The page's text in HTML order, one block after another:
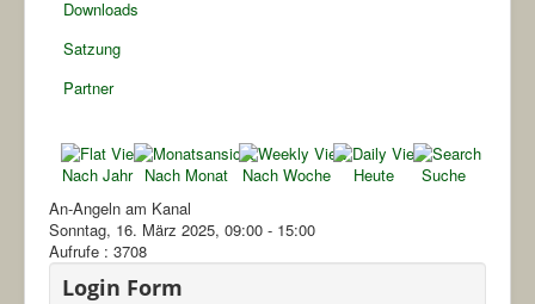
Downloads
Satzung
Partner
Nach Jahr Nach Monat Nach Woche Heute
Suche
An-Angeln am Kanal
Sonntag, 16. März 2025, 09:00 - 15:00
Aufrufe : 3708
Login Form